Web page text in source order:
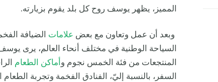
المميز، يظهر يوسف روح كل بلد يقوم بزيارته.
وبعد أن عمل وتعاون مع بعض علامات الضيافة
السياحة الوطنية في مختلف أنحاء العالم، يرى
المنتجعات من فئة الخمس نجوم و أماكن الطعام
السفر، بالنسبة إليّ، الفنادق الفخمة وتجربة